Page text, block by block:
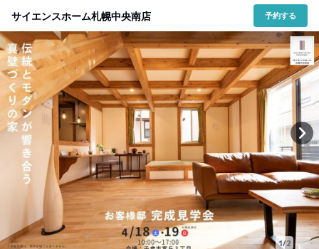
サイエンスホーム札幌中央南店 予約する
1/2